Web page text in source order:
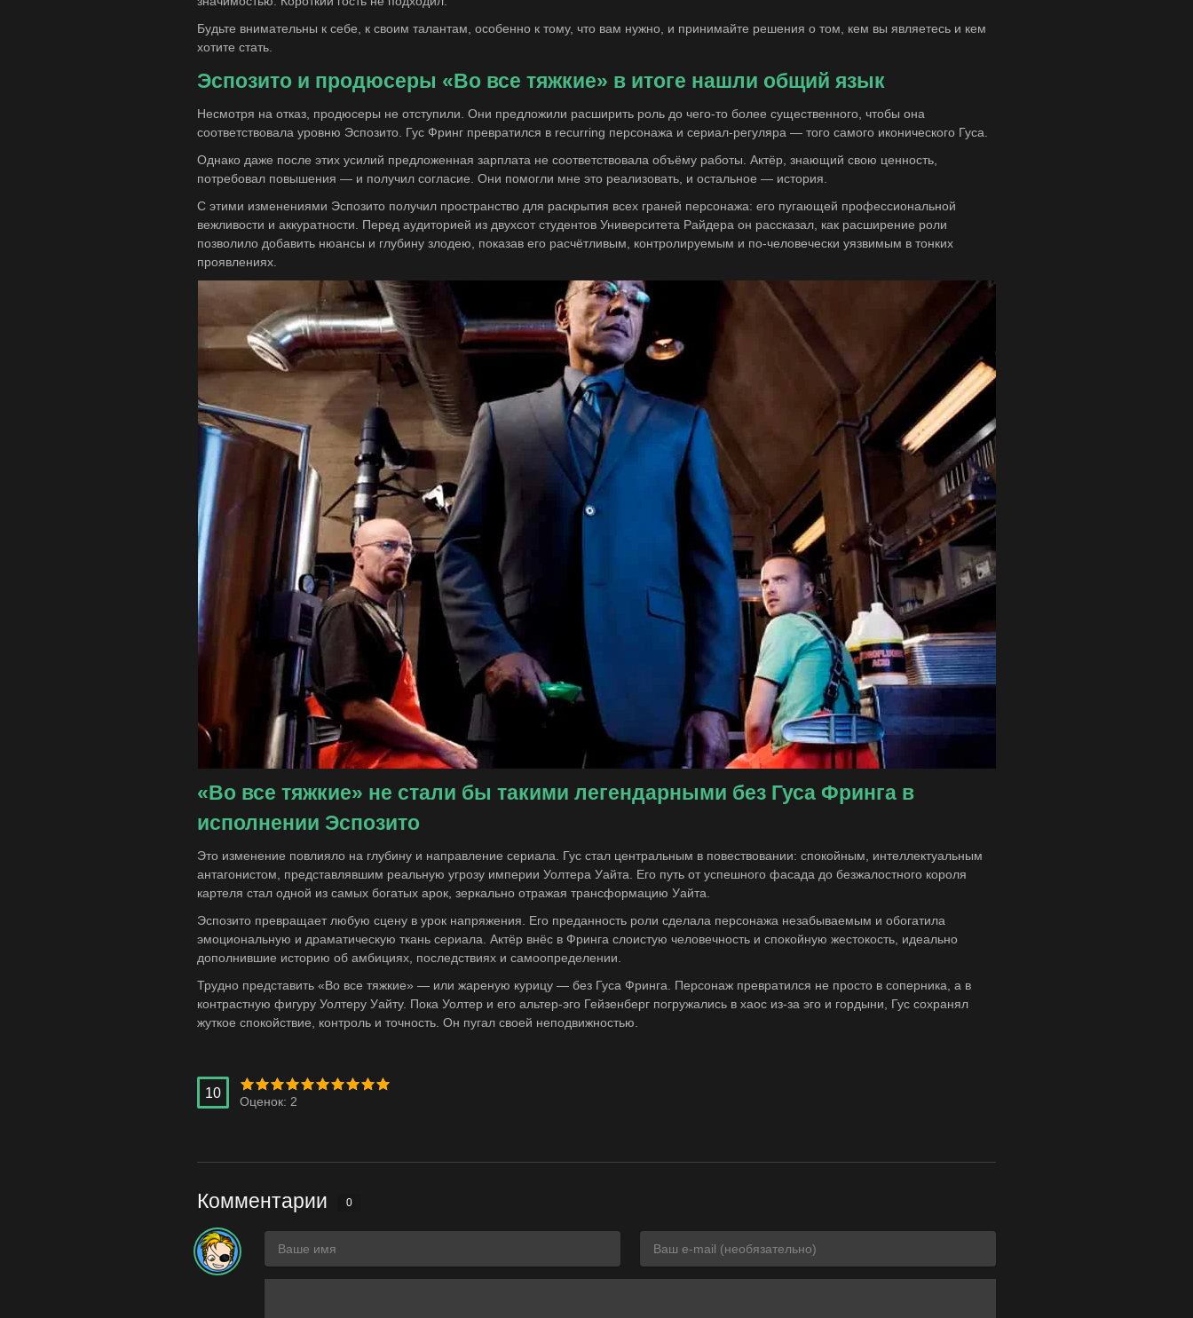
Будьте внимательны к себе, к своим талантам, особенно к тому, что вам нужно, и принимайте решения о том, кем вы являетесь и кем
хотите стать.
Эспозито и продюсеры «Во все тяжкие» в итоге нашли общий язык
Несмотря на отказ, продюсеры не отступили. Они предложили расширить роль до чего-то более существенного, чтобы она
соответствовала уровню Эспозито. Гус Фринг превратился в recurring персонажа и сериал-регуляра — того самого иконического Гуса.
Однако даже после этих усилий предложенная зарплата не соответствовала объёму работы. Актёр, знающий свою ценность,
потребовал повышения — и получил согласие. Они помогли мне это реализовать, и остальное — история.
С этими изменениями Эспозито получил пространство для раскрытия всех граней персонажа: его пугающей профессиональной
вежливости и аккуратности. Перед аудиторией из двухсот студентов Университета Райдера он рассказал, как расширение роли
позволило добавить нюансы и глубину злодею, показав его расчётливым, контролируемым и по-человечески уязвимым в тонких
проявлениях.
«Во все тяжкие» не стали бы такими легендарными без Гуса Фринга в
исполнении Эспозито
Это изменение повлияло на глубину и направление сериала. Гус стал центральным в повествовании: спокойным, интеллектуальным
антагонистом, представлявшим реальную угрозу империи Уолтера Уайта. Его путь от успешного фасада до безжалостного короля
картеля стал одной из самых богатых арок, зеркально отражая трансформацию Уайта.
Эспозито превращает любую сцену в урок напряжения. Его преданность роли сделала персонажа незабываемым и обогатила
эмоциональную и драматическую ткань сериала. Актёр внёс в Фринга слоистую человечность и спокойную жестокость, идеально
дополнившие историю об амбициях, последствиях и самоопределении.
Трудно представить «Во все тяжкие» — или жареную курицу — без Гуса Фринга. Персонаж превратился не просто в соперника, а в
контрастную фигуру Уолтеру Уайту. Пока Уолтер и его альтер-эго Гейзенберг погружались в хаос из-за эго и гордыни, Гус сохранял
жуткое спокойствие, контроль и точность. Он пугал своей неподвижностью.
10
Оценок: 2
Комментарии 0